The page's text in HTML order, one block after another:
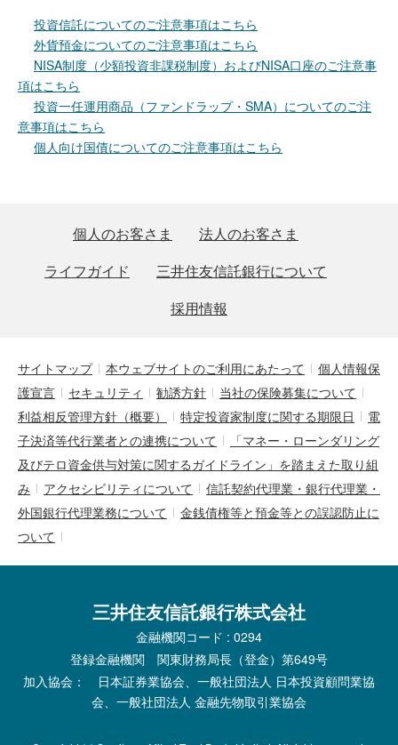
投資信託についてのご注意事項はこちら
外貨預金についてのご注意事項はこちら
NISA制度（少額投資非課税制度）およびNISA口座のご注意事
項はこちら
投資一任運用商品（ファンドラップ・SMA）についてのご注
意事項はこちら
個人向け国債についてのご注意事項はこちら
個人のお客さま
法人のお客さま
ライフガイド
三井住友信託銀行について
採用情報
サイトマップ 本ウェブサイトのご利用にあたって
個人情報保
護宣言
セキュリティ 勧誘方針
当社の保険募集について
利益相反管理方針（概要）
特定投資家制度に関する期限日
電
子決済等代行業者との連携について
「マネー・ローンダリング
及びテロ資金供与対策に関するガイドライン」を踏まえた取り組
み
アクセシビリティについて
信託契約代理業・銀行代理業・
外国銀行代理業務について
金銭債権等と預金等との誤認防止に
ついて
三井住友信託銀行株式会社
金融機関コード : 0294
登録金融機関 関東財務局長（登金）第649号
加入協会： 日本証券業協会、一般社団法人 日本投資顧問業協
会、一般社団法人 金融先物取引業協会